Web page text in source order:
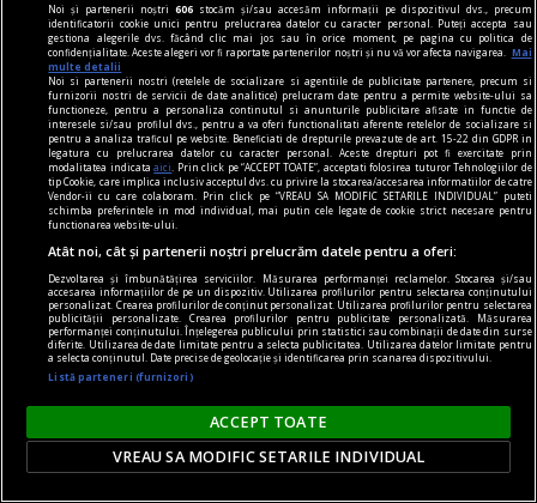
(avan)premieră editorială
O bombă atomică invizibilă
Ce ești tu dispus(ă) să sacrifici pentru adevăr?
dilemtatograf
Noi și partenerii noștri606 stocăm și/sau accesăm informații pe dispozitivul dvs., precum
identificatorii cookie unici pentru prelucrarea datelor cu caracter personal. Puteți accepta sau
gestiona alegerile dvs. făcând clic mai jos sau în orice moment, pe pagina cu politica de
confidențialitate. Aceste alegeri vor fi raportate partenerilor noștri și nu vă vor afecta navigarea.
Mai
multe detalii
Noi si partenerii nostri (retelele de socializare si agentiile de publicitate partenere, precum si
furnizorii nostri de servicii de date analitice) prelucram date pentru a permite website-ului sa
functioneze, pentru a personaliza continutul si anunturile publicitare afisate in functie de
interesele si/sau profilul dvs., pentru a va oferi functionalitati aferente retelelor de socializare si
pentru a analiza traficul pe website. Beneficiati de drepturile prevazute de art. 15-22 din GDPR in
legatura cu prelucrarea datelor cu caracter personal. Aceste drepturi pot fi exercitate prin
modalitatea indicataaici
. Prin click pe “ACCEPT TOATE”, acceptati folosirea tuturor Tehnologiilor de
tip Cookie, care implica inclusiv acceptul dvs. cu privire la stocarea/accesarea informatiilor de catre
Vendor-ii cu care colaboram. Prin click pe “VREAU SA MODIFIC SETARILE INDIVIDUAL” puteti
schimba preferintele in mod individual, mai putin cele legate de cookie strict necesare pentru
functionarea website-ului.
Atât noi, cât și partenerii noștri prelucrăm datele pentru a oferi:
Dezvoltarea și îmbunătățirea serviciilor. Măsurarea performanței reclamelor. Stocarea și/sau
accesarea informațiilor de pe un dispozitiv. Utilizarea profilurilor pentru selectarea conținutului
personalizat. Crearea profilurilor de conținut personalizat. Utilizarea profilurilor pentru selectarea
publicității personalizate. Crearea profilurilor pentru publicitate personalizată. Măsurarea
performanței conținutului. Înțelegerea publicului prin statistici sau combinații de date din surse
diferite. Utilizarea de date limitate pentru a selecta publicitatea. Utilizarea datelor limitate pentru
a selecta conținutul. Date precise de geolocație și identificarea prin scanarea dispozitivului.
Listă parteneri (furnizori)
ACCEPT TOATE
VREAU SA MODIFIC SETARILE INDIVIDUAL